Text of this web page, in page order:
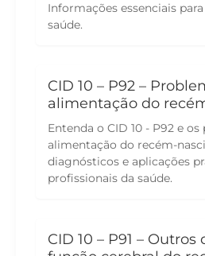
Informações essenciais
saúde.
CID 10 – P92 –
alimentação do
Entenda o CID 10 - P92 e
alimentação do recém-
diagnósticos e aplicações
profissionais da saúde.
CID 10 – P91 –